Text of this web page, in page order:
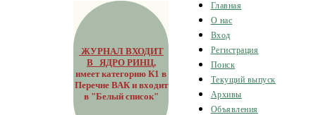
ЖУРНАЛ ВХОДИТ
В ЯДРО РИНЦ,
имеет категорию К1 в
Перечне ВАК и входит
в "Белый список"
Главная
О нас
Вход
Регистрация
Поиск
Текущий выпуск
Архивы
Объявления